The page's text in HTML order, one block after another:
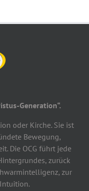
Generation“.
oder Kirche. Sie ist
Bewegung,
Die OCG führt jede
zurück
zur